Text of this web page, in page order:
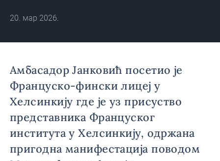
20. мар 2026.
Амбасадор Јанковић посетио је
Француско-фински лицеј у
Хелсинкију где је уз присуство
представника Француског
института у Хелсинкију, одржана
пригодна манифестација поводом